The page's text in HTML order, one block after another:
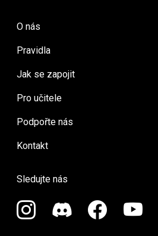
O nás
Pravidla
Jak se zapojit
Pro učitele
Podpořte nás
Kontakt
Sledujte nás